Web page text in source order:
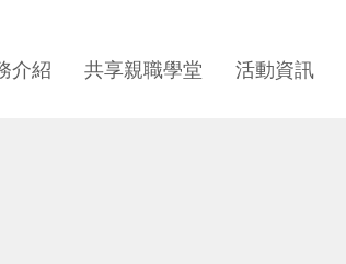
介紹 共享親職學堂 活動資訊